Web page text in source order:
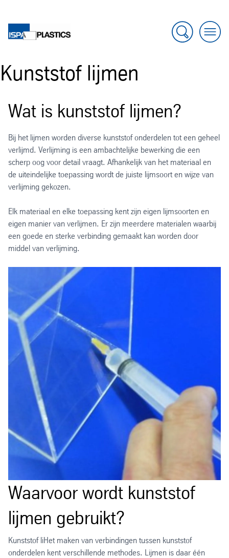
Zoeken Menu
Kunststof lijmen
Wat is kunststof lijmen?
Bij het lijmen worden diverse kunststof onderdelen tot een geheel
verlijmd. Verlijming is een ambachtelijke bewerking die een
scherp oog voor detail vraagt. Afhankelijk van het materiaal en
de uiteindelijke toepassing wordt de juiste lijmsoort en wijze van
verlijming gekozen.
Elk materiaal en elke toepassing kent zijn eigen lijmsoorten en
eigen manier van verlijmen. Er zijn meerdere materialen waarbij
een goede en sterke verbinding gemaakt kan worden door
middel van verlijming.
Waarvoor wordt kunststof
lijmen gebruikt?
Kunststof liHet maken van verbindingen tussen kunststof
onderdelen kent verschillende methodes. Lijmen is daar één